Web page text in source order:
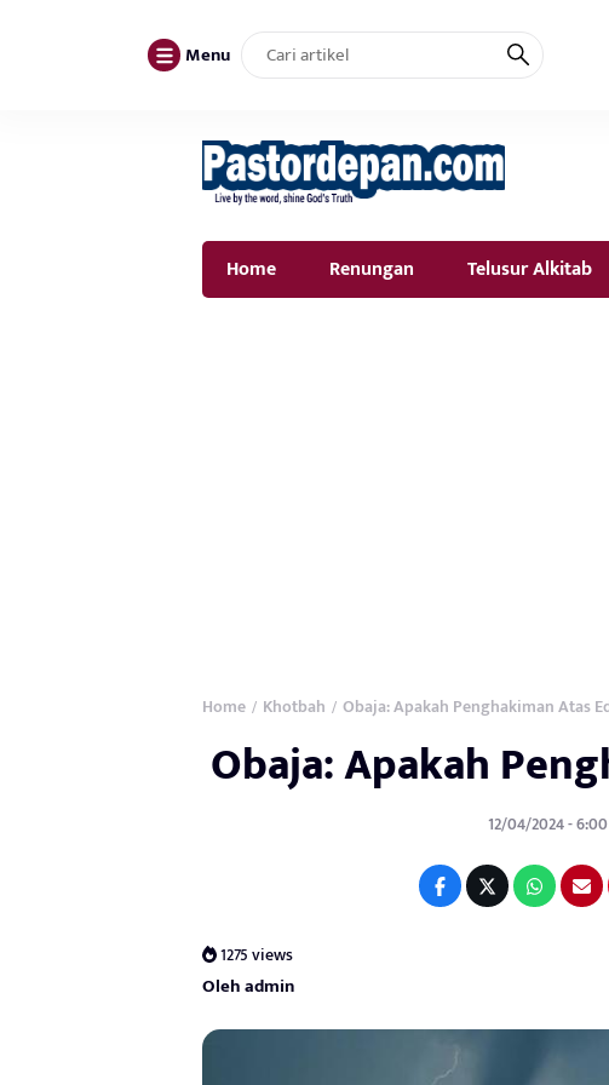
Menu
Home Renungan Telusur Alkitab
Home / Khotbah / Obaja: Apakah Penghakiman Atas
Obaja: Apakah
12/04/2024 -
1275 views
Oleh admin